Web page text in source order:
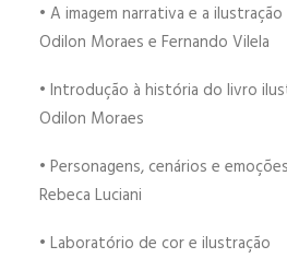
• A imagem narrativa e a
Odilon Moraes e Fernando Vilela
• Introdução à história do livro
Odilon Moraes
• Personagens, cenários e emoções
Rebeca Luciani
• Laboratório de cor e ilustração